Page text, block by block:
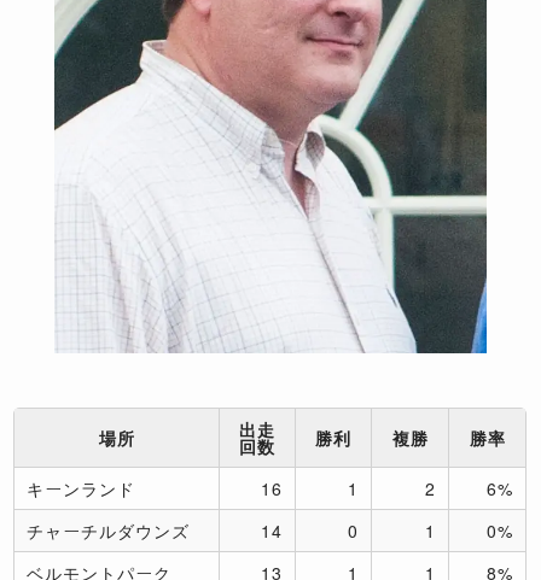
場所 出走
回数 勝利 複勝 勝率
キーンランド 16 1 2
6%
チャーチルダウンズ
14 0 1
0%
ベルモントパーク
13 1 1
8%